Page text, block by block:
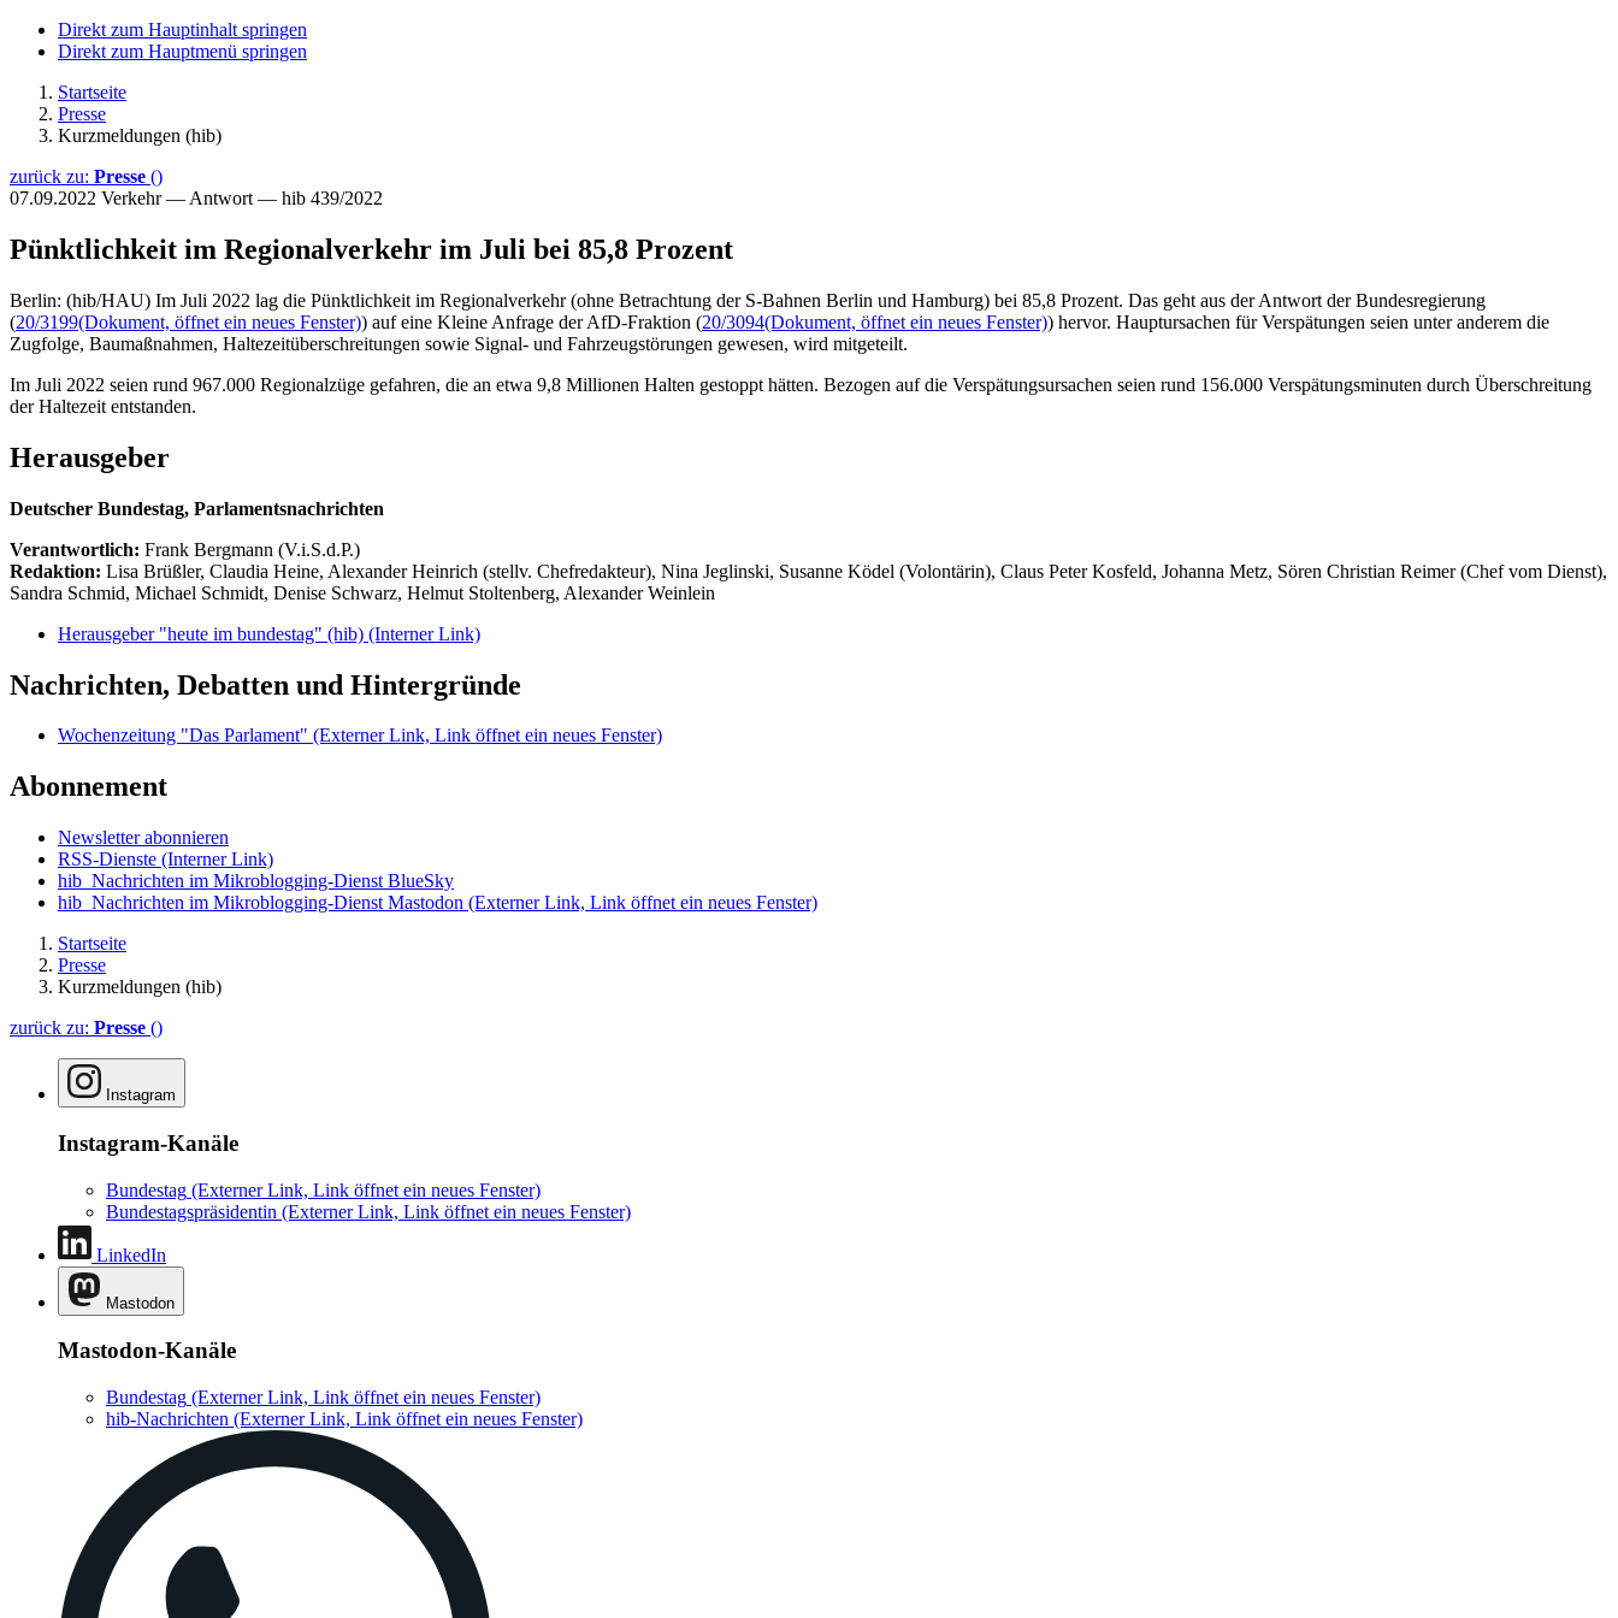
Direkt zum Hauptinhalt springen
Direkt zum Hauptmenü springen
Startseite
Presse
Kurzmeldungen (hib)
zurück zu: Presse ()
07.09.2022 Verkehr — Antwort — hib 439/2022
Pünktlichkeit im Regionalverkehr im Juli bei 85,8 Prozent
Berlin: (hib/HAU) Im Juli 2022 lag die Pünktlichkeit im Regionalverkehr (ohne Betrachtung der S-Bahnen Berlin und Hamburg) bei 85,8 Prozent. Das geht aus der Antwort der Bundesregierung
(20/3199(Dokument, öffnet ein neues Fenster)) auf eine Kleine Anfrage der AfD-Fraktion (20/3094(Dokument, öffnet ein neues Fenster)) hervor. Hauptursachen für Verspätungen seien unter anderem die
Zugfolge, Baumaßnahmen, Haltezeitüberschreitungen sowie Signal- und Fahrzeugstörungen gewesen, wird mitgeteilt.
Im Juli 2022 seien rund 967.000 Regionalzüge gefahren, die an etwa 9,8 Millionen Halten gestoppt hätten. Bezogen auf die Verspätungsursachen seien rund 156.000 Verspätungsminuten durch Überschreitung
der Haltezeit entstanden.
Herausgeber
Deutscher Bundestag, Parlamentsnachrichten
Verantwortlich: Frank Bergmann (V.i.S.d.P.)
Redaktion: Lisa Brüßler, Claudia Heine, Alexander Heinrich (stellv. Chefredakteur), Nina Jeglinski, Susanne Ködel (Volontärin), Claus Peter Kosfeld, Johanna Metz, Sören Christian Reimer (Chef vom Dienst),
Sandra Schmid, Michael Schmidt, Denise Schwarz, Helmut Stoltenberg, Alexander Weinlein
Herausgeber "heute im bundestag" (hib) (Interner Link)
Nachrichten, Debatten und Hintergründe
Wochenzeitung "Das Parlament" (Externer Link, Link öffnet ein neues Fenster)
Abonnement
Newsletter abonnieren
RSS-Dienste (Interner Link)
hib_Nachrichten im Mikroblogging-Dienst BlueSky
hib_Nachrichten im Mikroblogging-Dienst Mastodon (Externer Link, Link öffnet ein neues Fenster)
Startseite
Presse
Kurzmeldungen (hib)
zurück zu: Presse ()
Instagram
Instagram-Kanäle
Bundestag (Externer Link, Link öffnet ein neues Fenster)
Bundestagspräsidentin (Externer Link, Link öffnet ein neues Fenster)
LinkedIn
Mastodon
Mastodon-Kanäle
Bundestag (Externer Link, Link öffnet ein neues Fenster)
hib-Nachrichten (Externer Link, Link öffnet ein neues Fenster)